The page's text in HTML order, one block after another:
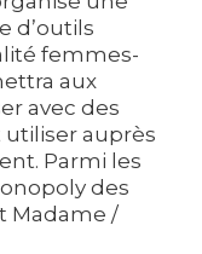
d’outils
femmes-
aux
avec des
auprès
Parmi les
des
Madame /